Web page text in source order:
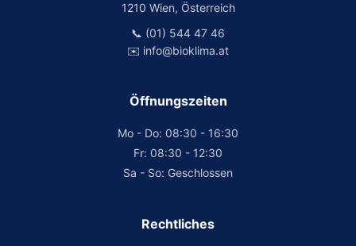
1210 Wien, Österreich
📞 (01) 544 47 46
✉️ info@bioklima.at
Öffnungszeiten
Mo - Do: 08:30 - 16:30
Fr: 08:30 - 12:30
Sa - So: Geschlossen
Rechtliches